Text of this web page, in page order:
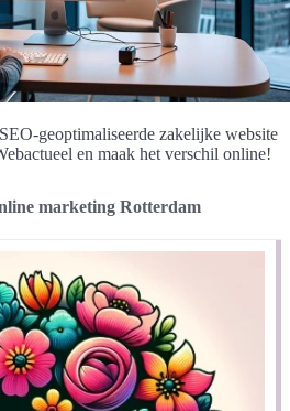
geoptimaliseerde zakelijke website
en maak het verschil online!
marketing Rotterdam